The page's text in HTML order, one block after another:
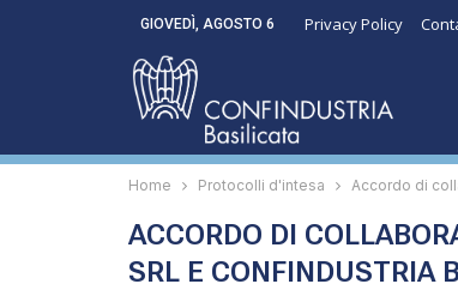
GIOVEDÌ, AGOSTO 6 Privacy Policy
Home Protocolli d'intesa Accordo di
ACCORDO DI
SRL E CONFINDUSTRIA